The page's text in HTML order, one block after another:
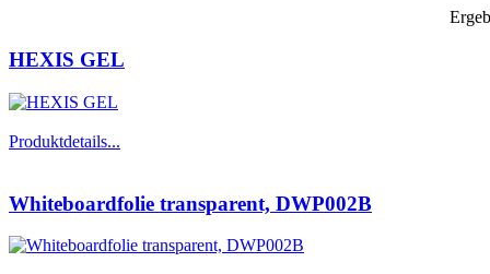
HEXIS GEL
Produktdetails...
Whiteboardfolie transparent, DWP002B